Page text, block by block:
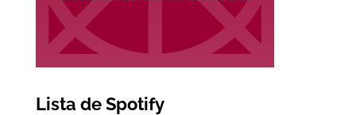
Lista de Spotify